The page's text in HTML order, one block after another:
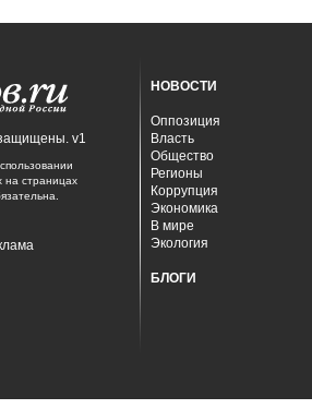
v1
на страницах
НОВОСТИ
Оппозиция
Власть
Общество
Регионы
Коррупция
Экономика
В мире
Экология
БЛОГИ